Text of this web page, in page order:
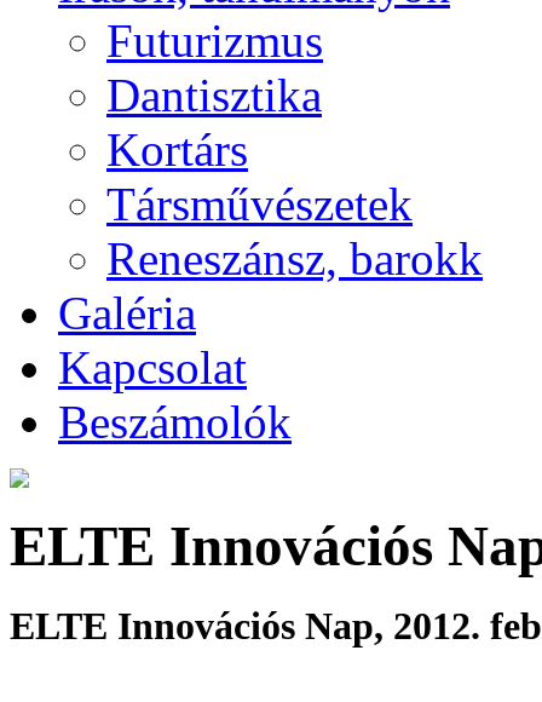
Futurizmus
Dantisztika
Kortárs
Társművészetek
Reneszánsz, barokk
Galéria
Kapcsolat
Beszámolók
ELTE Innovációs
ELTE Innovációs Nap, 2012.